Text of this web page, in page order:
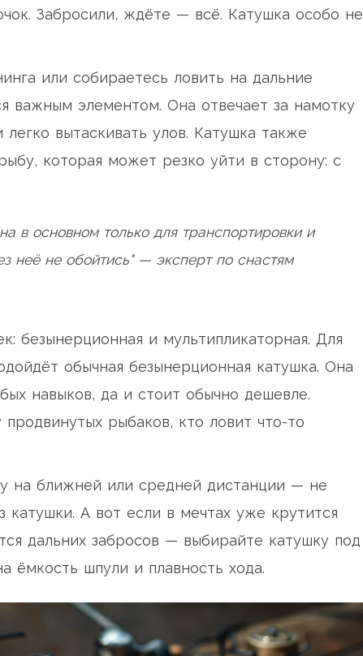
Забросили, ждёте — всё. Катушка особо не
или собираетесь ловить на дальние
важным элементом. Она отвечает за намотку
вытаскивать улов. Катушка также
которая может резко уйти в сторону: с
в основном только для транспортировки и
неё не обойтись" — эксперт по снастям
безынерционная и мультипликаторная. Для
обычная безынерционная катушка. Она
навыков, да и стоит обычно дешевле.
рыбаков, кто ловит что-то
на ближней или средней дистанции — не
катушки. А вот если в мечтах уже крутится
дальних забросов — выбирайте катушку под
ёмкость шпули и плавность хода.